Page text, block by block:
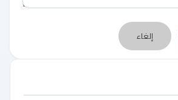
إلغاء